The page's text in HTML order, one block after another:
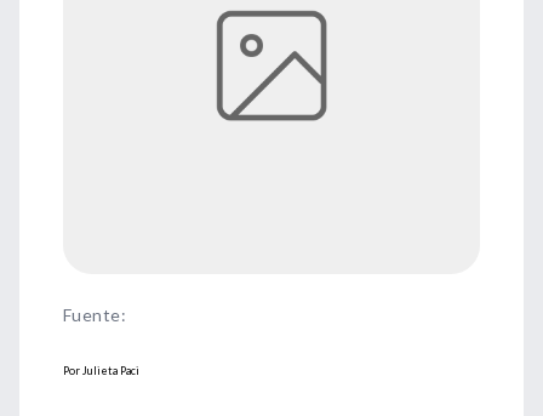
Fuente:
Por Julieta Paci